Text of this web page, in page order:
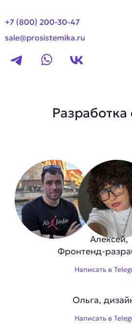
+7 (800) 200-30-47
sale@prosistemika.ru
Разработка
Алексей,
Фронтенд-
Написать в
Ольга,
Написать в